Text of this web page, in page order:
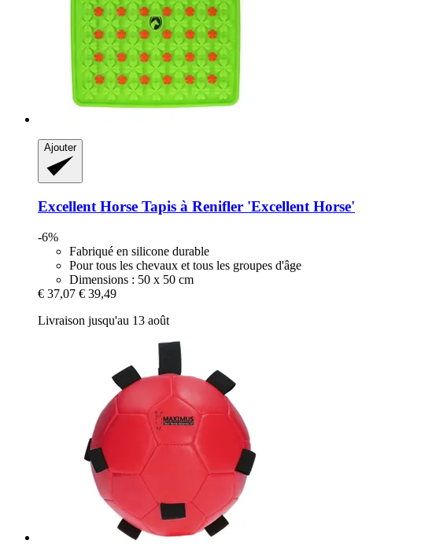
Ajouter
Excellent Horse Tapis à Renifler 'Excellent Horse'
-6%
Fabriqué en silicone durable
Pour tous les chevaux et tous les groupes d'âge
Dimensions : 50 x 50 cm
€ 37,07 € 39,49
Livraison jusqu'au 13 août